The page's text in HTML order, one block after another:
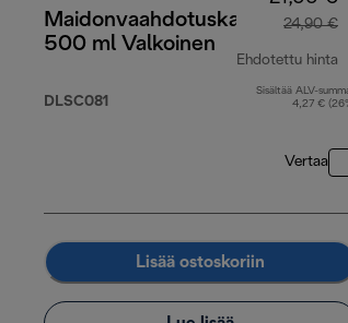
Maidonvaahdotuskannu
500 ml Valkoinen
DLSC081
24,90 €
Ehdotettu hinta
Sisältää ALV-
4,27 €
Vertaa
Lisää ostoskoriin